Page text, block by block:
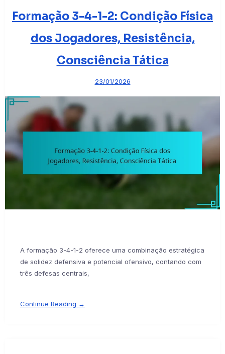
Formação 3-4-1-2: Condição Física
dos Jogadores, Resistência,
Consciência Tática
23/01/2026
A formação 3-4-1-2 oferece uma combinação estratégica
de solidez defensiva e potencial ofensivo, contando com
três defesas centrais,
Continue Reading →